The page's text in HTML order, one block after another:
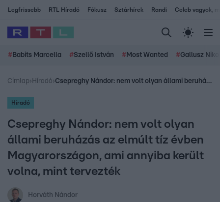
Legfrissebb RTL Híradó Fókusz Sztárhírek Randi Celeb vagyok,
# Babits Marcella #Szellő István # Most Wanted #Gallusz
Címlap› Híradó› Csepreghy Nándor: nem volt olyan állami beruházás az elmúlt tíz évben Magyarországon, ami annyiba került volna, mint tervezték
Híradó
Csepreghy Nándor: nem volt olyan
állami beruházás az elmúlt tíz évben
Magyarországon, ami annyiba került
volna, mint tervezték
Horváth Nándor